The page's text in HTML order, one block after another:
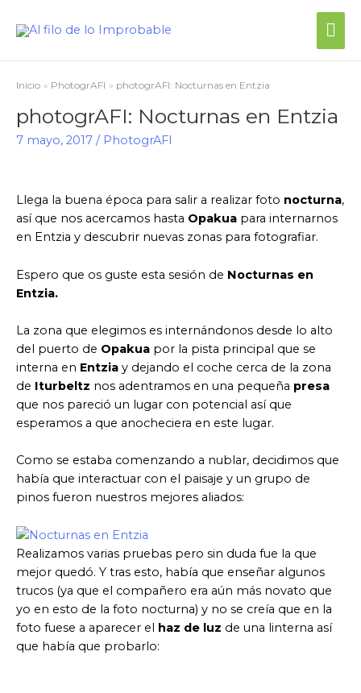
Inicio PhotogrAFI photogrAFI: Nocturnas en Entzia
photogrAFI: Nocturnas en Entzia
7 mayo, 2017 / PhotogrAFI
Llega la buena época para salir a realizar foto nocturna,
así que nos acercamos hasta Opakua para internarnos
en Entzia y descubrir nuevas zonas para fotografiar.
Espero que os guste esta sesión de Nocturnas en
Entzia.
La zona que elegimos es internándonos desde lo alto
del puerto de Opakua por la pista principal que se
interna en Entzia y dejando el coche cerca de la zona
de Iturbeltz nos adentramos en una pequeña presa
que nos pareció un lugar con potencial así que
esperamos a que anocheciera en este lugar.
Como se estaba comenzando a nublar, decidimos que
había que interactuar con el paisaje y un grupo de
pinos fueron nuestros mejores aliados:
Realizamos varias pruebas pero sin duda fue la que
mejor quedó. Y tras esto, había que enseñar algunos
trucos (ya que el compañero era aún más novato que
yo en esto de la foto nocturna) y no se creía que en la
foto fuese a aparecer el haz de luz de una linterna así
que había que probarlo: